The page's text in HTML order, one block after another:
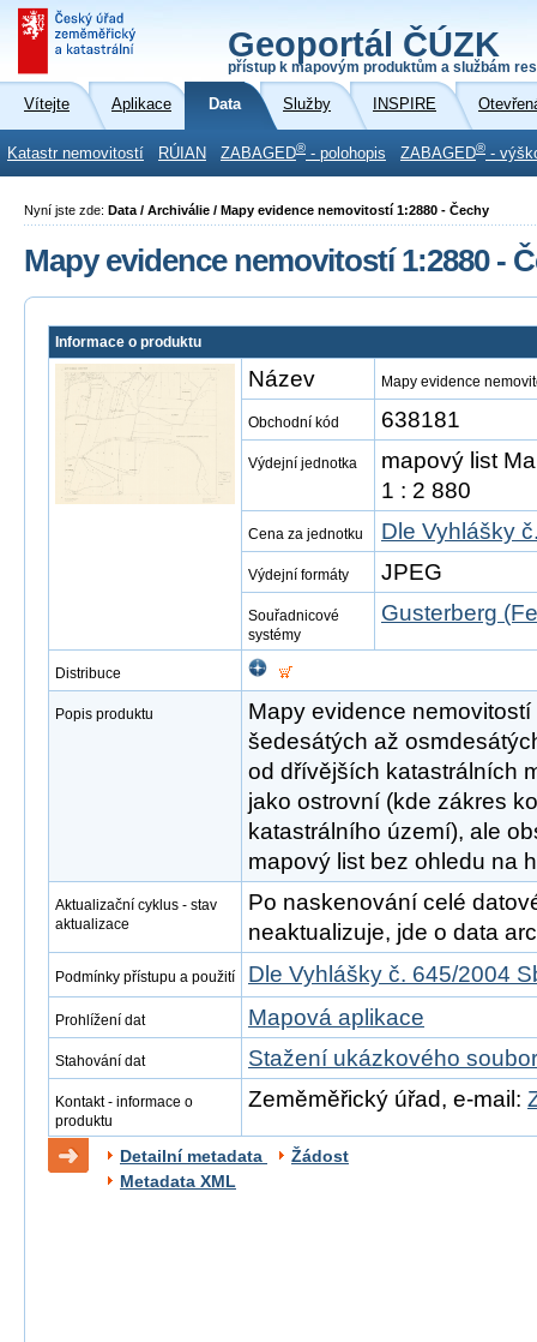
Geoportál ČÚZK
přístup k mapovým produktům a službám
Vítejte Aplikace Data Služby INSPIRE
Katastr nemovitostí RÚIAN ZABAGED® - polohopis ZABAGED® -
Nyní jste zde: Data / Archiválie / Mapy evidence nemovitostí 1:2880 - Čechy
Mapy evidence nemovitostí 1:2880 -
Informace o produktu
Název Mapy evidence
Obchodní kód 638181
Výdejní jednotka
mapový list
1 : 2 880
Cena za jednotku Dle Vyhlášky
Výdejní formáty JPEG
Souřadnicové
systémy
Gusterberg
Distribuce
Popis produktu
Mapy evidence
šedesátých až
od dřívějších katastrálních
jako ostrovní (kde zákres
katastrálního území), ale
mapový list bez ohledu na
Aktualizační cyklus - stav
aktualizace
Po naskenování celé
neaktualizuje, jde o data
Podmínky přístupu a použití Dle Vyhlášky č. 645/2004
Prohlížení dat Mapová aplikace
Stahování dat Stažení ukázkového
Kontakt - informace o
produktu
Zeměměřický úřad, e-mail:
Detailní metadata
Žádost
Metadata XML